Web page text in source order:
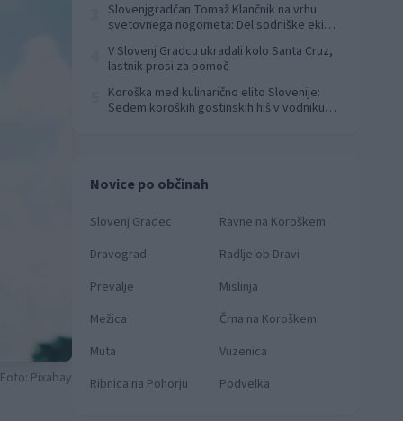
Pixabay
Slovenjgradčan Tomaž Klančnik na vrhu
svetovnega nogometa: Del sodniške ekipe
V Slovenj Gradcu ukradali kolo Santa Cruz,
lastnik prosi za pomoč
Koroška med kulinarično elito Slovenije:
Sedem koroških gostinskih hiš v vodniku
Novice po občinah
Slovenj Gradec
Ravne na Koroškem
Dravograd
Radlje ob Dravi
Prevalje
Mislinja
Mežica
Črna na Koroškem
Muta
Vuzenica
Ribnica na Pohorju
Podvelka